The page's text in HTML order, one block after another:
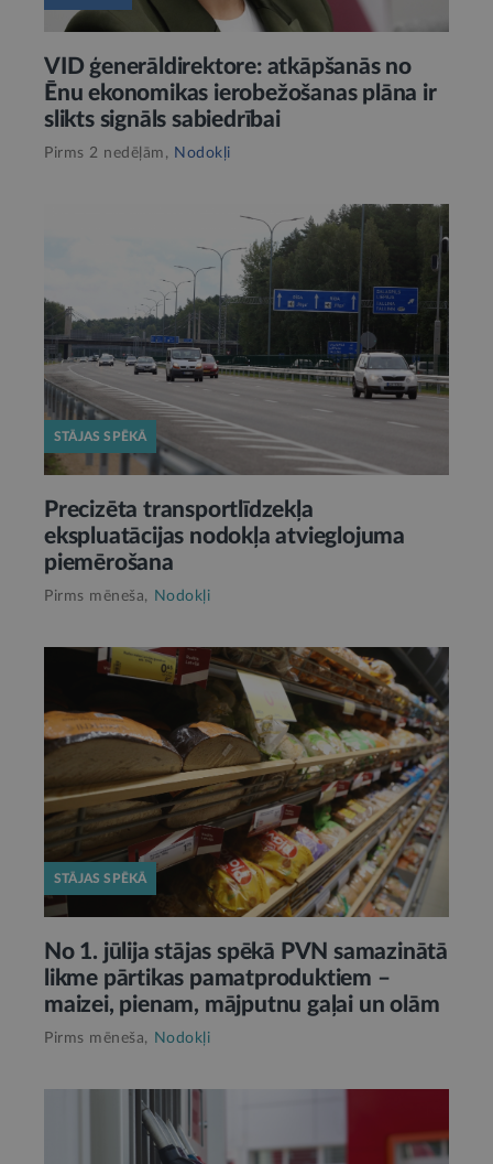
VID ģenerāldirektore: atkāpšanās no
Ēnu ekonomikas ierobežošanas plāna ir
slikts signāls sabiedrībai
Pirms 2 nedēļām, Nodokļi
STĀJAS SPĒKĀ
Precizēta transportlīdzekļa
ekspluatācijas nodokļa atvieglojuma
piemērošana
Pirms mēneša, Nodokļi
STĀJAS SPĒKĀ
No 1. jūlija stājas spēkā PVN samazinātā
likme pārtikas pamatproduktiem –
maizei, pienam, mājputnu gaļai un olām
Pirms mēneša, Nodokļi